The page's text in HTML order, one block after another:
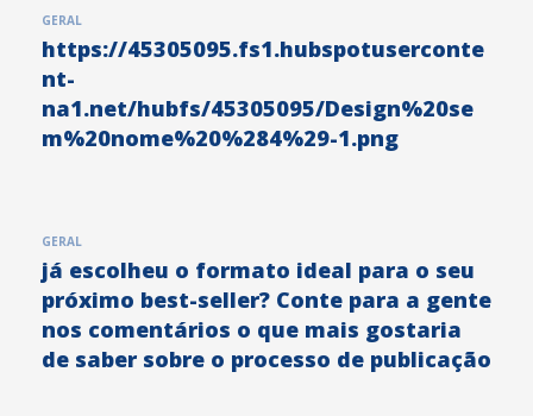
GERAL
https://45305095.fs1.hubspotuserconte
nt-
na1.net/hubfs/45305095/Design%20se
m%20nome%20%284%29-1.png
GERAL
já escolheu o formato ideal para o seu
próximo best-seller? Conte para a gente
nos comentários o que mais gostaria
de saber sobre o processo de publicação